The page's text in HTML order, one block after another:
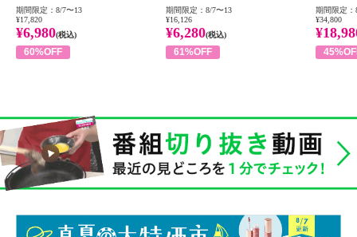
期間限定：8/7〜13
¥17,820
¥6,980(税込)
60%OFF
期間限定：8/7〜13
¥16,126
¥6,280(税込)
61%OFF
期間限定：
¥34,800